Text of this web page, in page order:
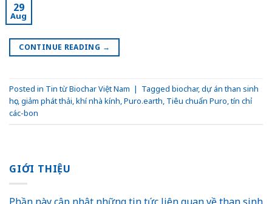
29
Aug
CONTINUE READING →
Posted in Tin từ Biochar Việt Nam | Tagged biochar,dự án than sinh
học,giảm phát thải,khí nhà kính,Puro.earth, Tiêu chuẩn Puro,tín chỉ
các-bon
GIỚI THIỆU